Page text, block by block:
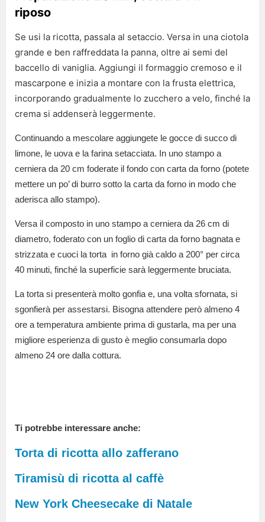
riposo
Se usi la ricotta, passala al setaccio. Versa in una ciotola
grande e ben raffreddata la panna, oltre ai semi del
baccello di vaniglia. Aggiungi il formaggio cremoso e il
mascarpone e inizia a montare con la frusta elettrica,
incorporando gradualmente lo zucchero a velo, finché la
crema si addenserà leggermente.
Continuando a mescolare aggiungete le gocce di succo di
limone, le uova e la farina setacciata. In uno stampo a
cerniera da 20 cm foderate il fondo con carta da forno (potete
mettere un po’ di burro sotto la carta da forno in modo che
aderisca allo stampo).
Versa il composto in uno stampo a cerniera da 26 cm di
diametro, foderato con un foglio di carta da forno bagnata e
strizzata e cuoci la torta in forno già caldo a 200° per circa
40 minuti, finché la superficie sarà leggermente bruciata.
La torta si presenterà molto gonfia e, una volta sfornata, si
sgonfierà per assestarsi. Bisogna attendere però almeno 4
ore a temperatura ambiente prima di gustarla, ma per una
migliore esperienza di gusto è meglio consumarla dopo
almeno 24 ore dalla cottura.
Ti potrebbe interessare anche:
Torta di ricotta allo zafferano
Tiramisù di ricotta al caffè
New York Cheesecake di Natale